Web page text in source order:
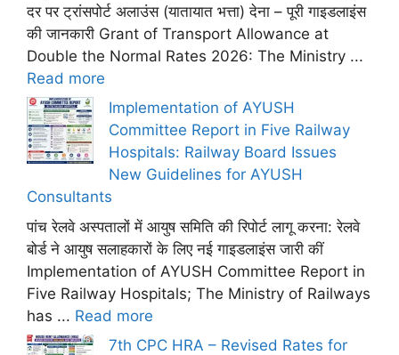
दर पर ट्रांसपोर्ट अलाउंस (यातायात भत्ता) देना – पूरी गाइडलाइंस
की जानकारी Grant of Transport Allowance at
Double the Normal Rates 2026: The Ministry ...
Read more
Implementation of AYUSH
Committee Report in Five Railway
Hospitals: Railway Board Issues
New Guidelines for AYUSH
Consultants
पांच रेलवे अस्पतालों में आयुष समिति की रिपोर्ट लागू करना: रेलवे
बोर्ड ने आयुष सलाहकारों के लिए नई गाइडलाइंस जारी कीं
Implementation of AYUSH Committee Report in
Five Railway Hospitals; The Ministry of Railways
has ... Read more
7th CPC HRA – Revised Rates for